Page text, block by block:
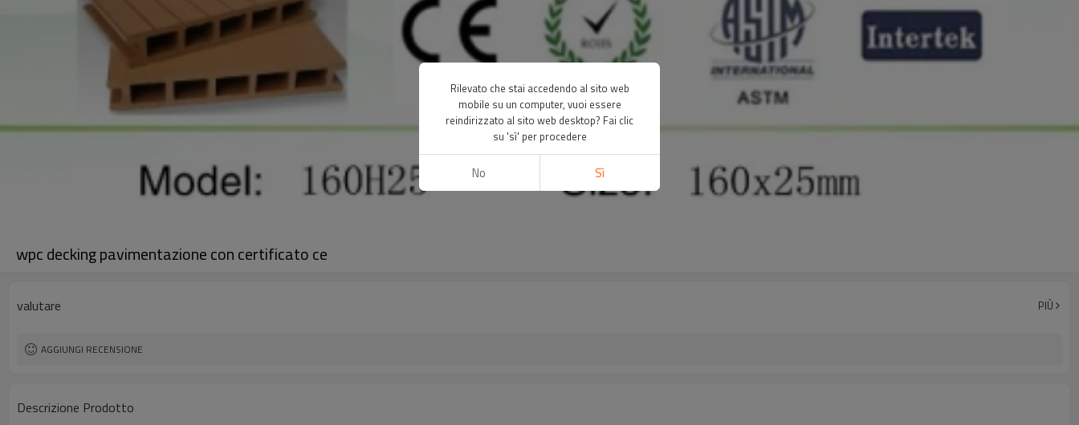
wpc decking pavimentazione con certificato ce
valutare PIÙ
AGGIUNGI RECENSIONE
Descrizione Prodotto
Rilevato che stai accedendo al sito web
mobile su un computer, vuoi essere
reindirizzato al sito web desktop? Fai clic
su 'sì' per procedere
No Sì